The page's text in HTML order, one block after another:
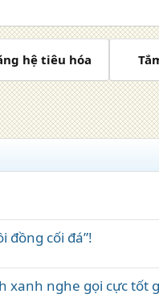
hệ tiêu hóa
đồng cối đá”!
xanh nghe gọi cực tốt